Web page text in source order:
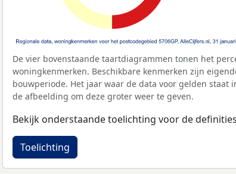
De vier bovenstaande taartdiagrammen tonen het
woningkenmerken. Beschikbare kenmerken zijn
bouwperiode. Het jaar waar de data voor gelden staat
de afbeelding om deze groter weer te geven.
Bekijk onderstaande toelichting voor de
Toelichting